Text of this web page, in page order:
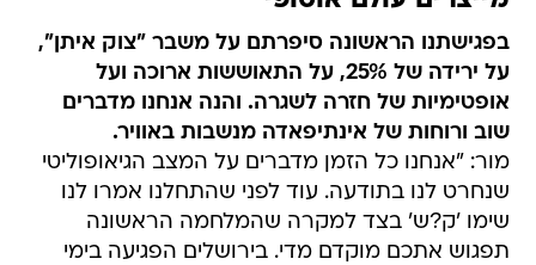
על ירידה של 25%, על התאוששות ארוכה ועל
אופטימיות של חזרה לשגרה. והנה אנחנו מדברים
שוב ורוחות של אינתיפאדה מנשבות באוויר.
מור: "אנחנו כל הזמן מדברים על המצב הגיאופוליטי
שנחרט לנו בתודעה. עוד לפני שהתחלנו אמרו לנו
שימו 'ק?ש' בצד למקרה שהמלחמה הראשונה
תפגוש אתכם מוקדם מדי. בירושלים הפגיעה בימי
'צוק איתן' הייתה רגעית ונקודתית, והחזרה הייתה די
מהירה. בנצרת עוד לא חזרנו לימי קיץ 2013, ואנחנו